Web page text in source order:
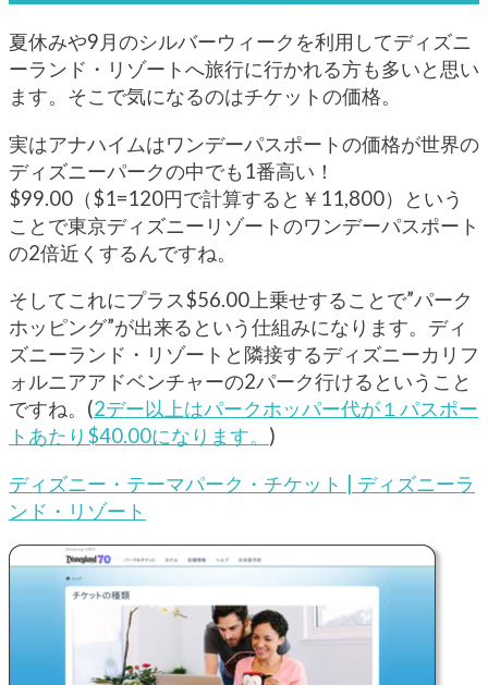
夏休みや9月のシルバーウィークを利用してディズニ
ーランド・リゾートへ旅行に行かれる方も多いと思い
ます。そこで気になるのはチケットの価格。
実はアナハイムはワンデーパスポートの価格が世界の
ディズニーパークの中でも1番高い！
$99.00（$1=120円で計算すると￥11,800）という
ことで東京ディズニーリゾートのワンデーパスポート
の2倍近くするんですね。
そしてこれにプラス$56.00上乗せすることで”パーク
ホッピング”が出来るという仕組みになります。ディ
ズニーランド・リゾートと隣接するディズニーカリフ
ォルニアアドベンチャーの2パーク行けるということ
ですね。(2デー以上はパークホッパー代が１パスポー
トあたり$40.00になります。 )
ディズニー・テーマパーク・チケット | ディズニーラ
ンド・リゾート